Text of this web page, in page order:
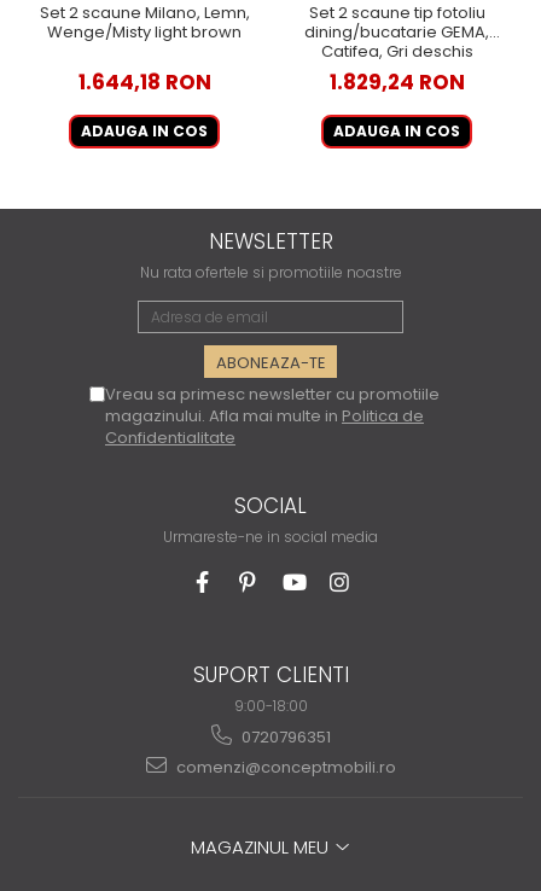
Set 2 scaune Milano, Lemn,
Wenge/Misty light brown
1.644,18 RON
ADAUGA IN COS
Set 2 scaune tip fotoliu
dining/bucatarie GEMA,
Catifea, Gri deschis
1.829,24 RON
ADAUGA IN COS
NEWSLETTER
Nu rata ofertele si promotiile noastre
Vreau sa primesc newsletter cu promotiile
magazinului. Afla mai multe in Politica de
Confidentialitate
SOCIAL
Urmareste-ne in social media
SUPORT CLIENTI
9:00-18:00
0720796351
comenzi@conceptmobili.ro
MAGAZINUL MEU